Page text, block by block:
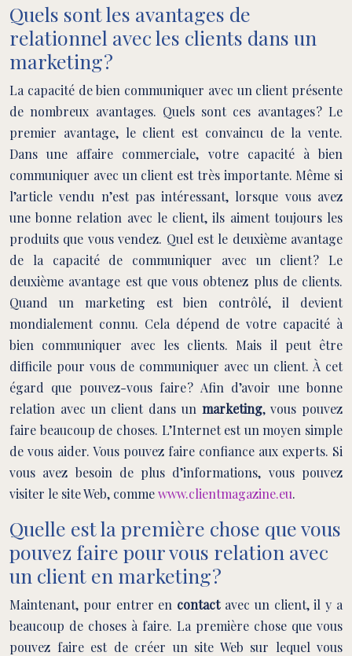
Quels sont les avantages de
relationnel avec les clients dans un
marketing ?
La capacité de bien communiquer avec un client présente
de nombreux avantages. Quels sont ces avantages ? Le
premier avantage, le client est convaincu de la vente.
Dans une affaire commerciale, votre capacité à bien
communiquer avec un client est très importante. Même si
l’article vendu n’est pas intéressant, lorsque vous avez
une bonne relation avec le client, ils aiment toujours les
produits que vous vendez. Quel est le deuxième avantage
de la capacité de communiquer avec un client ? Le
deuxième avantage est que vous obtenez plus de clients.
Quand un marketing est bien contrôlé, il devient
mondialement connu. Cela dépend de votre capacité à
bien communiquer avec les clients. Mais il peut être
difficile pour vous de communiquer avec un client. À cet
égard que pouvez-vous faire ? Afin d’avoir une bonne
relation avec un client dans un marketing, vous pouvez
faire beaucoup de choses. L’Internet est un moyen simple
de vous aider. Vous pouvez faire confiance aux experts. Si
vous avez besoin de plus d’informations, vous pouvez
visiter le site Web, commewww.clientmagazine.eu.
Quelle est la première chose que vous
pouvez faire pour vous relation avec
un client en marketing ?
Maintenant, pour entrer en contactavec un client, il y a
beaucoup de choses à faire. La première chose que vous
pouvez faire est de créer un site Web sur lequel vous